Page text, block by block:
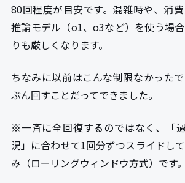
80回程度が目安です。混雑時や、消
推論モデル（o1、o3など）を使う場
りも厳しくなります。
ちなみに以前はこんな制限なかった
ぶん回すことだってできました。
※一斉に全回復するのではなく、「
況」に合わせて1回分ずつスライドし
み（ローリングウィンドウ方式）です。